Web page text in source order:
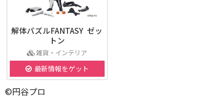
解体パズルFANTASY ゼッ
トン
雑貨・インテリア
最新情報をゲット
©円谷プロ